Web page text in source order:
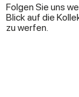
Folgen Sie uns
Blick auf die
zu werfen.